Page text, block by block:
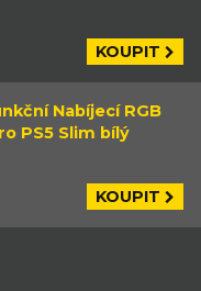
KOUPIT
Nabíjecí RGB
PS5 Slim bílý
KOUPIT